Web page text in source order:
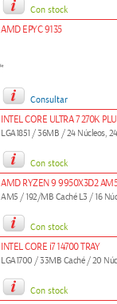
Con stock
AMD EPYC 9135
Consultar
INTEL CORE ULTRA 7 270K
LGA1851 / 36MB / 24 Núcleos,
Con stock
AMD RYZEN 9 9950X3D2 AM5
AM5 / 192/MB Caché L3 / 16
Con stock
INTEL CORE i7 14700 TRAY
LGA1700 / 33MB Caché / 20
Con stock